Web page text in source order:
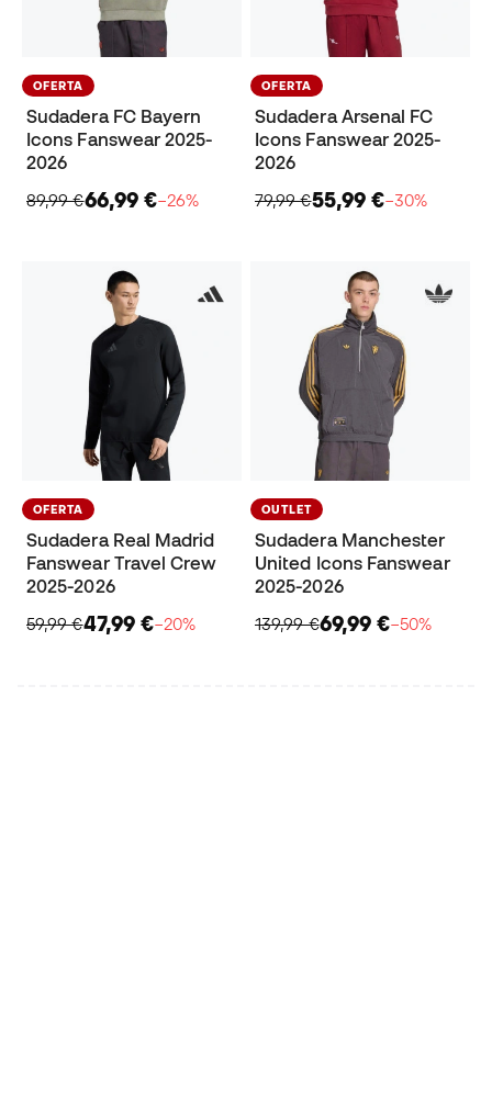
OFERTA
Sudadera FC Bayern
Icons Fanswear 2025-
2026
89,99 €66,99 €−26%
OFERTA
Sudadera Arsenal FC
Icons Fanswear 2025-
2026
79,99 €55,99 €−30%
OFERTA
Sudadera Real Madrid
Fanswear Travel Crew
2025-2026
59,99 €47,99 €−20%
OUTLET
Sudadera Manchester
United Icons Fanswear
2025-2026
139,99 €69,99 €−50%